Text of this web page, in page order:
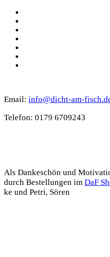
Email: info@dicht-am-
Tele­fon: 0179 6709243
Als Dan­ke­schön und
durch Bestel­lun­gen im DaF
ke und Petri, Sören